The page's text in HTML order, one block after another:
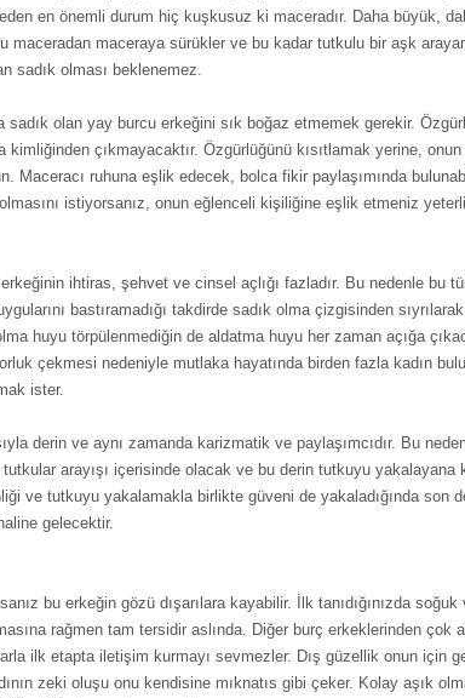
en önemli durum hiç kuşkusuz ki maceradır. Daha büyük,
maceradan maceraya sürükler ve bu kadar tutkulu bir aşk
sadık olması beklenemez.
olan yay burcu erkeğini sık boğaz etmemek gerekir.
kimliğinden çıkmayacaktır. Özgürlüğünü kısıtlamak yerine, onun
Maceracı ruhuna eşlik edecek, bolca fikir paylaşımında
istiyorsanız, onun eğlenceli kişiliğine eşlik etmeniz yeterli
ihtiras, şehvet ve cinsel açlığı fazladır. Bu nedenle bu
bastıramadığı takdirde sadık olma çizgisinden
huyu törpülenmediğin de aldatma huyu her zaman açığa
çekmesi nedeniyle mutlaka hayatında birden fazla kadın
ister.
derin ve aynı zamanda karizmatik ve paylaşımcıdır. Bu
arayışı içerisinde olacak ve bu derin tutkuyu yakalayana
ve tutkuyu yakalamakla birlikte güveni de yakaladığında son
gelecektir.
bu erkeğin gözü dışarılara kayabilir. İlk tanıdığınızda
rağmen tam tersidir aslında. Diğer burç erkeklerinden çok
ilk etapta iletişim kurmayı sevmezler. Dış güzellik onun için
zeki oluşu onu kendisine mıknatıs gibi çeker. Kolay aşık